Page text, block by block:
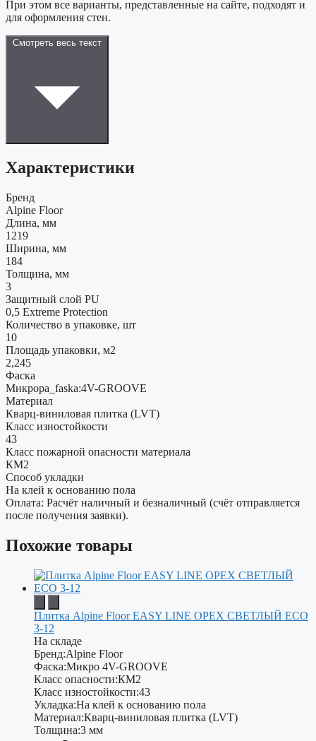
При этом все варианты, представленные на сайте, подходят и
для оформления стен.
Смотреть весь текст
Характеристики
Бренд
Alpine Floor
Длина, мм
1219
Ширина, мм
184
Толщина, мм
3
Защитный слой PU
0,5 Extreme Protection
Количество в упаковке, шт
10
Площадь упаковки, м2
2,245
Фаска
Микроpa_faska:4V-GROOVE
Материал
Кварц-виниловая плитка (LVT)
Класс изностойкости
43
Класс пожарной опасности материала
КМ2
Способ укладки
На клей к основанию пола
Оплата: Расчёт наличный и безналичный (счёт отправляется
после получения заявки).
Похожие товары
Плитка Alpine Floor EASY LINE ОРЕХ СВЕТЛЫЙ ECO
3-12
На складе
Бренд:Alpine Floor
Фаска:Микро 4V-GROOVE
Класс опасности:КМ2
Класс изностойкости:43
Укладка:На клей к основанию пола
Материал:Кварц-виниловая плитка (LVT)
Толщина:3 мм